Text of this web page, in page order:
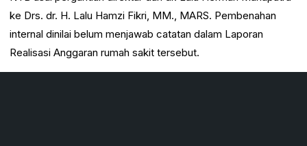
ke Drs. dr. H. Lalu Hamzi Fikri, MM., MARS. Pembenahan
internal dinilai belum menjawab catatan dalam Laporan
Realisasi Anggaran rumah sakit tersebut.